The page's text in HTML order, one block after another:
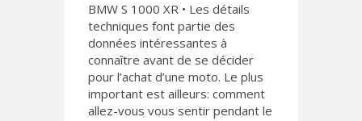
BMW S 1000 XR • Les détails
techniques font partie des
données intéressantes à
connaître avant de se décider
pour l’achat d’une moto. Le plus
important est ailleurs: comment
allez-vous vous sentir pendant le